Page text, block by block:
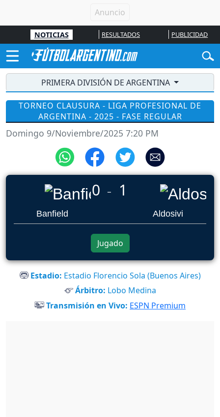
NOTICIAS RESULTADOS PUBLICIDAD
PRIMERA DIVISIÓN DE ARGENTINA
TORNEO CLAUSURA - LIGA PROFESIONAL DE
ARGENTINA - 2025 - FASE REGULAR
Domingo 9/Noviembre/2025 7:20 PM
Banfield
0 _ 1
Aldosivi
Jugado
Estadio: Estadio Florencio Sola (Buenos Aires)
Árbitro: Lobo Medina
Transmisión en Vivo: ESPN Premium